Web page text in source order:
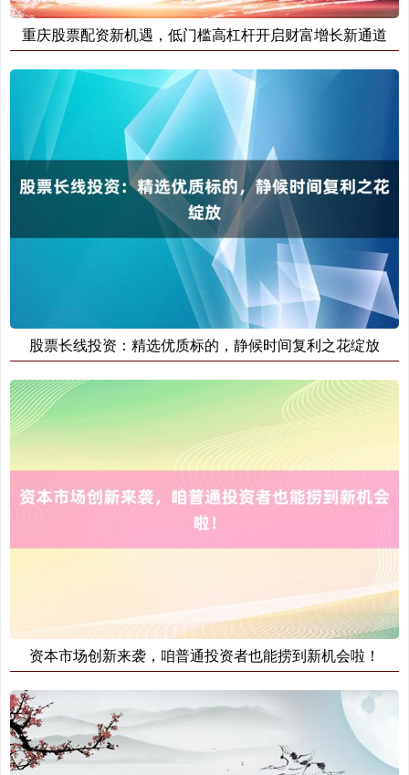
国债指数 229.69 +0.10
7877.80 +164.40 +2.13%
重庆股票配资新机遇，低门槛高杠杆开启财富增长新通道
股票长线投资：精选优质标的，静候时间复利之花绽放
资本市场创新来袭，咱普通投资者也能捞到新机会啦！